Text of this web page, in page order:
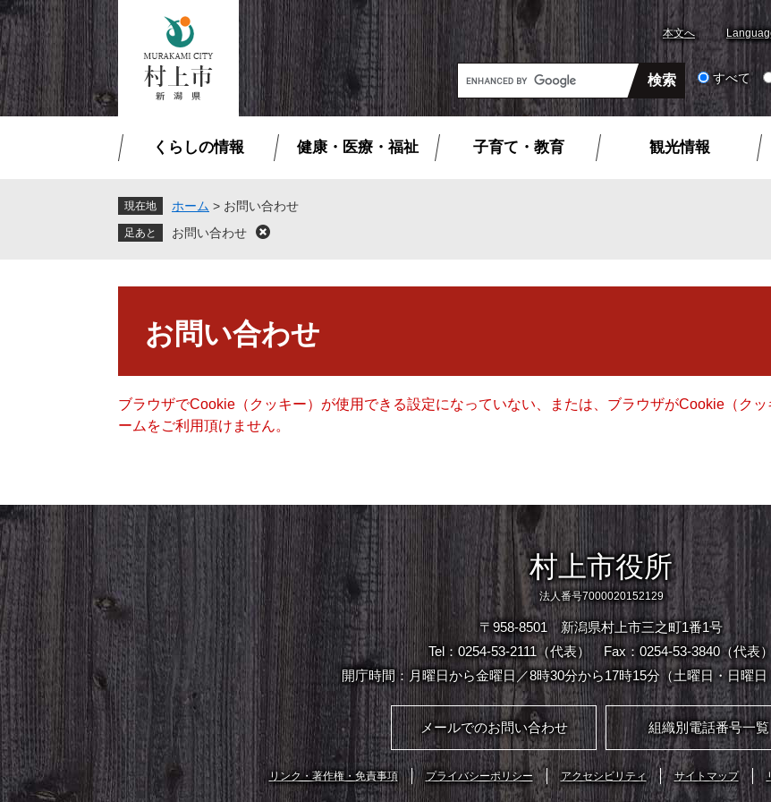
ペ
ー
ジ
の
先
頭
メ
ニ
ュ
ー
を
飛
本文へ
G
o
o
検
すべて
くらしの情報 健康・医療・福祉 子育て・教育 観光情報
現在地 ホーム > お問い合わせ
お問い合わせ
閉
お問い合わせ
ブラウザでCookie（クッキー）が使用できる設定になっていない、または、ブラウザがCookie（ク
ームをご利用頂けません。
村上市役所
法人番号7000020152129
〒958-8501 新潟県村上市三之町1番1号
Tel：0254-53-2111（代表）
Fax：0254-53-3840（代表
開庁時間：月曜日から金曜日／8時30分から17時15分（土曜日・日曜日
メールでのお問い合わせ 組織別電話番号一覧
リンク・著作権・免責事項 プライバシーポリシー アクセシビリティ サイトマップ